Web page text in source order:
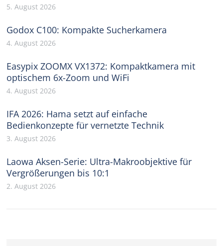
5. August 2026
Godox C100: Kompakte Sucherkamera
4. August 2026
Easypix ZOOMX VX1372: Kompaktkamera mit
optischem 6x-Zoom und WiFi
4. August 2026
IFA 2026: Hama setzt auf einfache
Bedienkonzepte für vernetzte Technik
3. August 2026
Laowa Aksen-Serie: Ultra-Makroobjektive für
Vergrößerungen bis 10:1
2. August 2026